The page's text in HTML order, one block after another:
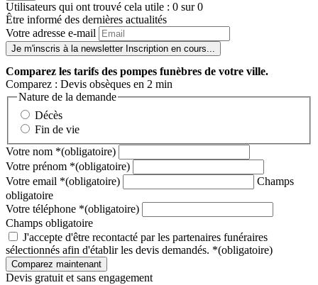
Utilisateurs qui ont trouvé cela utile : 0 sur 0
Être informé des dernières actualités
Votre adresse e-mail
Je m'inscris à la newsletter Inscription en cours...
Comparez les tarifs des pompes funèbres de votre ville.
Comparez : Devis obsèques en 2 min
Nature de la demande
Décès
Fin de vie
Votre nom *(obligatoire)
Votre prénom *(obligatoire)
Votre email *(obligatoire)
Champs
obligatoire
Votre téléphone *(obligatoire)
Champs obligatoire
J'accepte d'être recontacté par les partenaires funéraires
sélectionnés afin d'établir les devis demandés. *(obligatoire)
Devis gratuit et sans engagement